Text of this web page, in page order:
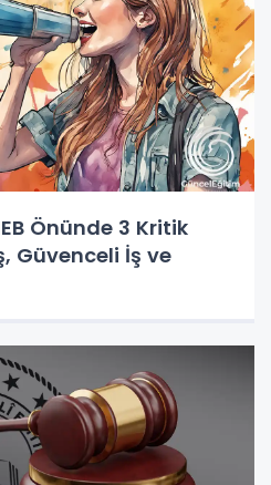
Önünde 3 Kritik
Güvenceli İş ve